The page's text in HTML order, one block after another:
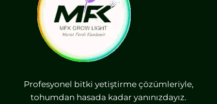
Profesyonel bitki yetiştirme çözümleriyle,
tohumdan hasada kadar yanınızdayız.